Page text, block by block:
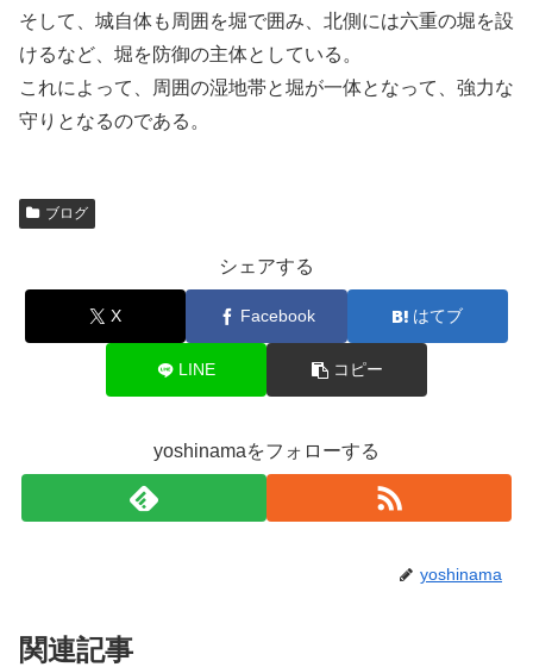
そして、城自体も周囲を堀で囲み、北側には六重の堀を設
けるなど、堀を防御の主体としている。
これによって、周囲の湿地帯と堀が一体となって、強力な
守りとなるのである。
ブログ
シェアする
X Facebook はてブ
LINE コピー
yoshinamaをフォローする
yoshinama
関連記事